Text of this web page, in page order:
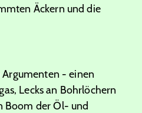
Äckern und die
- einen
Lecks an Bohrlöchern
Boom der Öl- und